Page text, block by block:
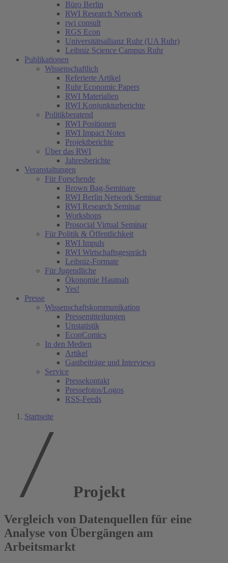
Büro Berlin
RWI Research Network
rwi consult
RGS Econ
Universitätsallianz Ruhr (UA Ruhr)
Leibniz Science Campus Ruhr
Publikationen
Wissenschaftlich
Referierte Artikel
Ruhr Economic Papers
RWI Materialien
RWI Konjunkturberichte
Politikberatend
RWI Positionen
RWI Impact Notes
Projektberichte
Über das RWI
Jahresberichte
Veranstaltungen
Für Forschende
Brown Bag-Seminare
RWI Berlin Network Seminar
RWI Research Seminar
Workshops
Prosocial Virtual Seminar
Für Politik & Öffentlichkeit
RWI Impuls
RWI Wirtschaftsgespräch
Leibniz-Formate
Für Jugendliche
Ökonomie Hautnah
Yes!
Presse
Wissenschaftskommunikation
Pressemitteilungen
Unstatistik
EconComics
In den Medien
Artikel
Gastbeiträge und Interviews
Service
Pressekontakt
Pressefotos/Logos
RSS-Feeds
Startseite
Projekt
Vergleich von Datenquellen für eine
Analyse von Übergängen am
Arbeitsmarkt